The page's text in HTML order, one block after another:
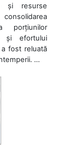
și resurse
porțiunilor
și efortului
fost reluată
...